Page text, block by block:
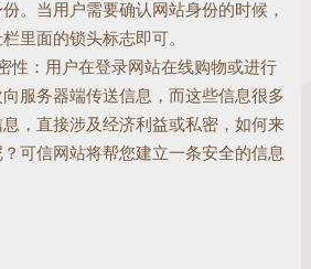
常生活中的司机驾照
。当用户需要确认网站身份的时候，
里面的锁头标志即可。
性：用户在登录网站在线购物或进行
服务器端传送信息，而这些信息很多
，直接涉及经济利益或私密，如何来
可信网站将帮您建立一条安全的信息